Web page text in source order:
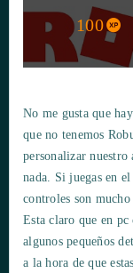
100
No me gusta que
que no tenemos
personalizar nuestro
nada. Si juegas en
controles son
Esta claro que en pc
algunos pequeños
a la hora de que